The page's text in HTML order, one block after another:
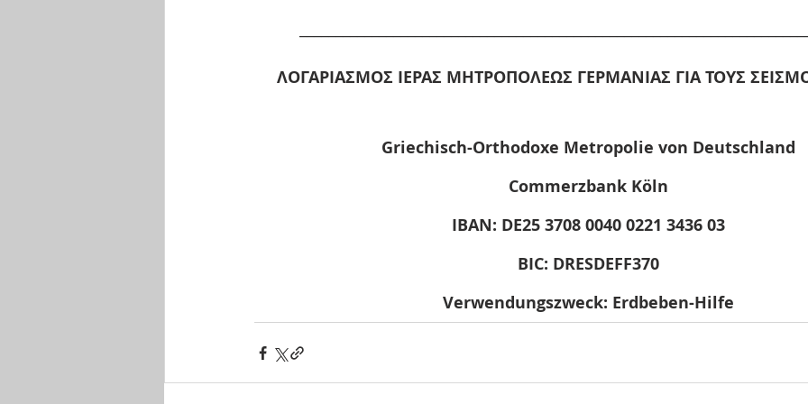
ΛΟΓΑΡΙΑΣΜΟΣ ΙΕΡΑΣ ΜΗΤΡΟΠΟΛΕΩΣ ΓΕΡΜΑΝΙΑΣ ΓΙΑ ΤΟΥΣ
Griechisch-Orthodoxe Metropolie von Deutschland
Commerzbank Köln
IBAN: DE25 3708 0040 0221 3436 03
BIC: DRESDEFF370
Verwendungszweck: Erdbeben-Hilfe